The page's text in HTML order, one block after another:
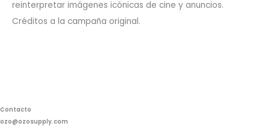
reinterpretar imágenes icónicas de cine y anuncios.
Créditos a la campaña original.
Contacto
ozo@ozosupply.com